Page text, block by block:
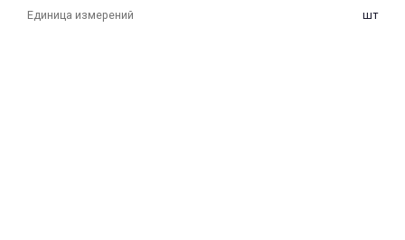
Единица измерений шт